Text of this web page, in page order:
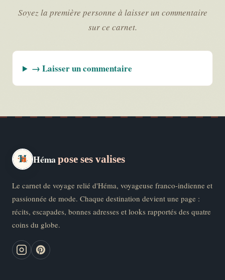
Soyez la première personne à laisser un commentaire
sur ce carnet.
→ Laisser un commentaire
Hémapose ses valises
Le carnet de voyage relié d'Héma, voyageuse franco-indienne et
passionnée de mode. Chaque destination devient une page :
récits, escapades, bonnes adresses et looks rapportés des quatre
coins du globe.